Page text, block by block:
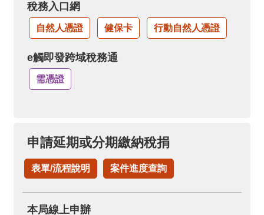
稅務入口網
自然人憑證 健保卡 行動自然人憑證
e觸即發跨域稅務通
需憑證
申請延期或分期繳納稅捐
表單/流程說明 案件進度查詢
本局線上申辦